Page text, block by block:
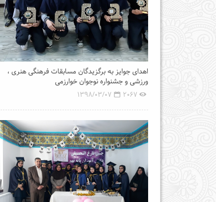
اهدای جوایز به برگزیدگان مسابقات فرهنگی هنری ،
ورزشی و جشنواره نوجوان خوارزمی
2067
1398/03/07